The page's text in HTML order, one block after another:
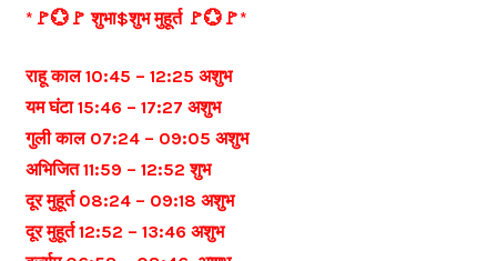
*🚩💮🚩 शुभा$शुभ मुहूर्त 🚩💮🚩*
राहू काल 10:45 – 12:25 अशुभ
यम घंटा 15:46 – 17:27 अशुभ
गुली काल 07:24 – 09:05 अशुभ
अभिजित 11:59 – 12:52 शुभ
दूर मुहूर्त 08:24 – 09:18 अशुभ
दूर मुहूर्त 12:52 – 13:46 अशुभ